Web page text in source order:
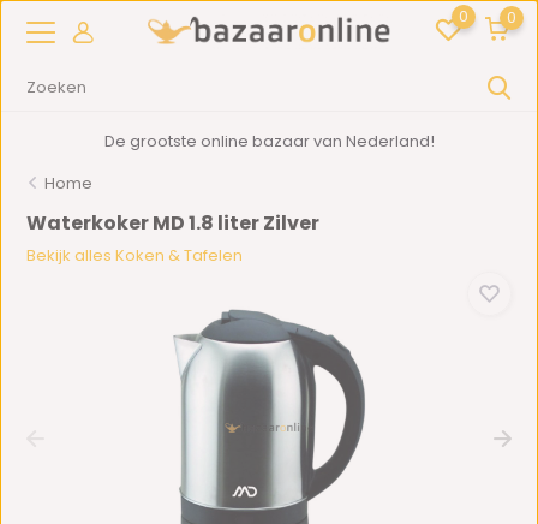
0 0
De grootste online bazaar van Nederland!
Home
Waterkoker MD 1.8 liter Zilver
Bekijk alles Koken & Tafelen